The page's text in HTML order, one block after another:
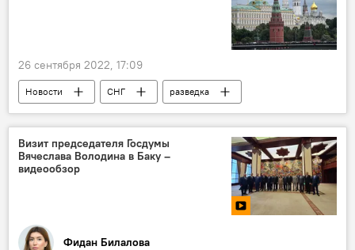
26 сентября 2022, 17:09
Новости СНГ
разведка
Владимир Путин
Сергей Нарышкин
Визит председателя Госдумы
Вячеслава Володина в Баку –
видеообзор
Фидан Билалова